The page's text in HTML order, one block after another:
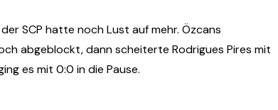
SCP hatte noch Lust auf mehr. Özcans
abgeblockt, dann scheiterte Rodrigues Pires mit
es mit 0:0 in die Pause.